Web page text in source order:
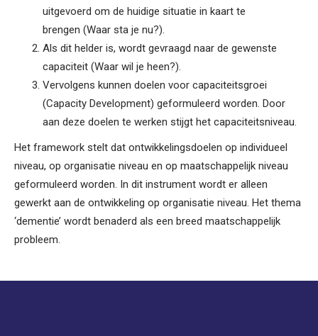
uitgevoerd om de huidige situatie in kaart te
brengen (Waar sta je nu?).
Als dit helder is, wordt gevraagd naar de gewenste
capaciteit (Waar wil je heen?).
Vervolgens kunnen doelen voor capaciteitsgroei
(Capacity Development) geformuleerd worden. Door
aan deze doelen te werken stijgt het capaciteitsniveau.
Het framework stelt dat ontwikkelingsdoelen op individueel
niveau, op organisatie niveau en op maatschappelijk niveau
geformuleerd worden. In dit instrument wordt er alleen
gewerkt aan de ontwikkeling op organisatie niveau. Het thema
‘dementie’ wordt benaderd als een breed maatschappelijk
probleem.